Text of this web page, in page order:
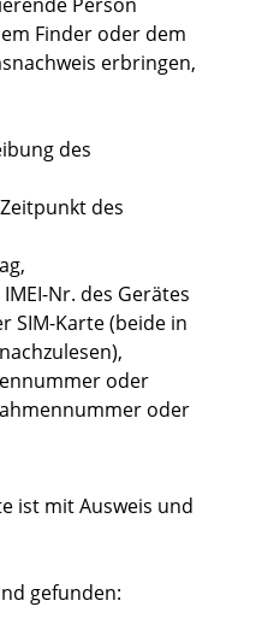
Finder oder dem
erbringen,
des
des
Nr. des Gerätes
SIM-Karte (beide in
oder
oder
ist mit Ausweis und
gefunden: